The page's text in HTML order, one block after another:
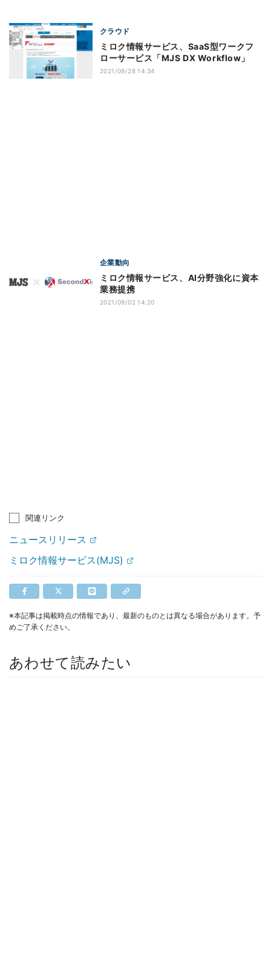
クラウド
ミロク情報サービス、SaaS型ワークフ
ローサービス「MJS DX Workflow」
2021/09/28 14:34
企業動向
ミロク情報サービス、AI分野強化に資本
業務提携
2021/09/02 14:20
関連リンク
ニュースリリース
ミロク情報サービス(MJS)
※本記事は掲載時点の情報であり、最新のものとは異なる場合があります。予
めご了承ください。
あわせて読みたい